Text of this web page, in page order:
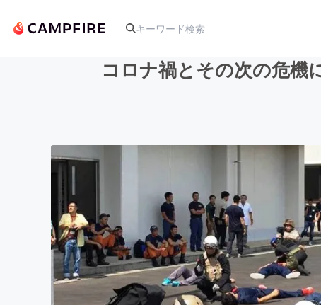
テクノロジー・ガジェット
映像・映画
ビジネス・起業
コロナ禍とその次の危